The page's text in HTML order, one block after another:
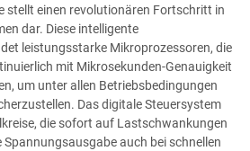
stellt einen revolutionären Fortschritt in
dar. Diese intelligente
leistungsstarke Mikroprozessoren, die
mit Mikrosekunden-Genauigkeit
um unter allen Betriebsbedingungen
Das digitale Steuersystem
die sofort auf Lastschwankungen
Spannungsausgabe auch bei schnellen